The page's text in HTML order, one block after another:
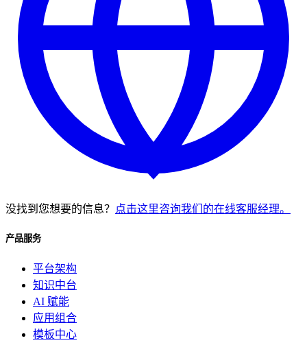
没找到您想要的信息？ 点击这里咨询我们的在线客服经理。
产品服务
平台架构
知识中台
AI 赋能
应用组合
模板中心